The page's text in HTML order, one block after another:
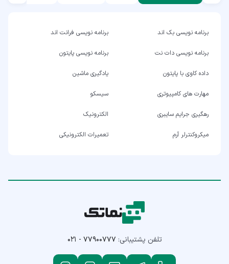
برنامه نویسی بک اند برنامه نویسی فرانت اند
برنامه نویسی دات نت برنامه نویسی پایتون
داده کاوی با پایتون یادگیری ماشین
مهارت های کامپیوتری سیسکو
رهگیری جرایم سایبری الکترونیک
میکروکنترلر آرم تعمیرات الکترونیکی
تلفن پشتیبانی: ۰۲۱ - ۷۷۹۰۰۷۷۷